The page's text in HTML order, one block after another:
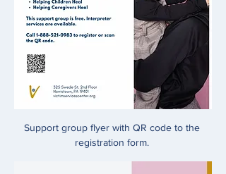
Support group flyer with QR code to the
registration form.